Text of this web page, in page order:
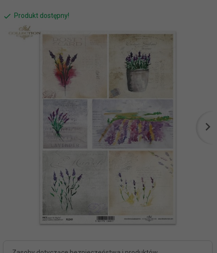
Produkt dostępny!